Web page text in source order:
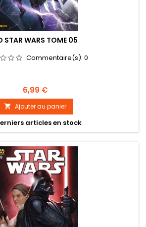
STAR WARS TOME 05
Commentaire(s): 0
Prix
6,99 €
 Ajouter au panier
articles en stock